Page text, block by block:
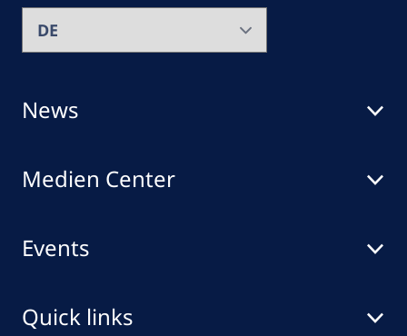
News
Medien Center
Events
Quick links